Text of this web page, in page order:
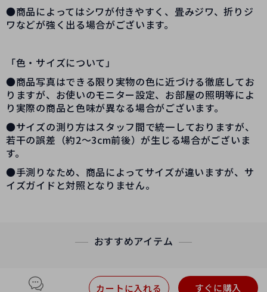
●商品によってはシワが付きやすく、畳みジワ、折りジ
ワなどが強く出る場合がございます。
「色・サイズについて」
●商品写真はできる限り実物の色に近づける徹底してお
りますが、お使いのモニター設定、お部屋の照明等によ
り実際の商品と色味が異なる場合がございます。
●サイズの測り方はスタッフ間で統一しておりますが、
若干の誤差（約2～3cm前後）が生じる場合がございま
す。
●手測りなため、商品によってサイズが違いますが、サ
イズガイドと対照となりません。
おすすめアイテム
すぐに購入
カートに入れる